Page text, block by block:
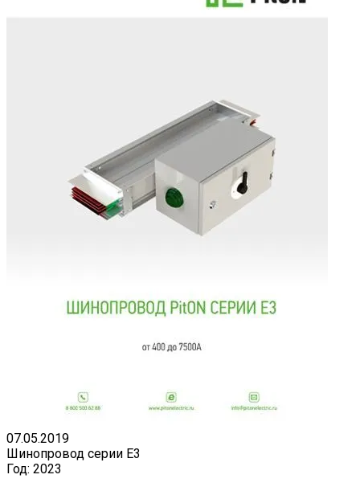
07.05.2019
Шинопровод серии E3
Год: 2023